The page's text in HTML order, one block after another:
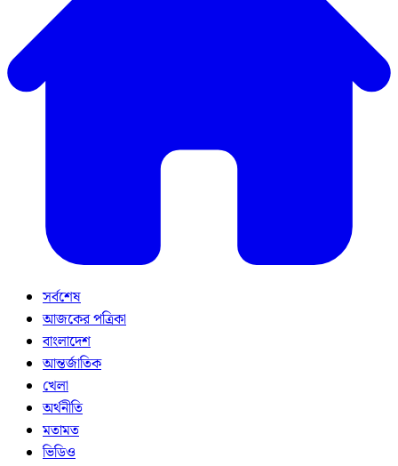
সর্বশেষ
আজকের পত্রিকা
বাংলাদেশ
আন্তর্জাতিক
খেলা
অর্থনীতি
মতামত
ভিডিও